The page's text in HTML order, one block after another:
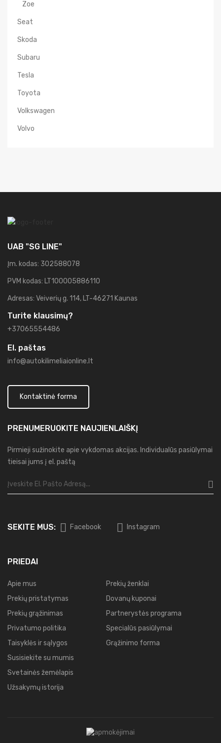
Zoe
Seat
Skoda
Subaru
Tesla
Toyota
Volkswagen
Volvo
UAB "SG LINE"
Įm. kodas: 302588078
PVM kodas: LT100005886110
Adresas: Veiverių g. 114, LT-46271 Kaunas
Turite klausimų?
+37065554486
El. paštas
info@autokilimeliaionline.lt
Kontaktinė forma
PRENUMERUOKITE NAUJIENLAIŠKĮ
Pirmieji sužinokite apie vykdomas akcijas. Individualūs pasiūlymai
tieisai jums į el. paštą
SEKITE MUS: Facebook Instagram
PRIEDAI
Apie mus
Prekių pristatymas
Prekių grąžinimas
Privatumo politika
Taisyklės ir sąlygos
Susisiekite su mumis
Svetainės žemėlapis
Užsakymų istorija
Prekių ženklai
Dovanų kuponai
Partnerystės programa
Specialūs pasiūlymai
Grąžinimo forma